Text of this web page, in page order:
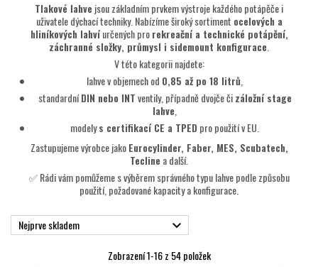
Tlakové lahve jsou základním prvkem výstroje každého potápěče i
uživatele dýchací techniky. Nabízíme široký sortiment ocelových a
hliníkových lahvíurčených prorekreační a technické potápění,
záchranné složky, průmysl i sidemount konfigurace
V této kategorii najdete:
lahve v objemech od 0,85 až po 18 litrů
standardníDIN nebo INTventily, případně dvojče čizáložní stage
lahve
modelys certifikací CE a TPED pro použití v EU.
Zastupujeme výrobce jakoEurocylinder, Faber, MES, Scubatech,
Tecline a další.
✅ Rádi vám pomůžeme s výběrem správného typu lahve podle způsobu
použití, požadované kapacity a konfigurace.
Nejprve skladem 
Zobrazení 1-16 z 54 položek